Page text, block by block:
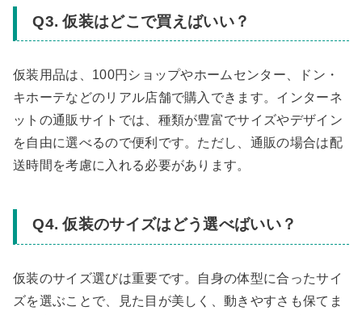
Q3. 仮装はどこで買えばいい？
仮装用品は、100円ショップやホームセンター、ドン・
キホーテなどのリアル店舗で購入できます。インターネ
ットの通販サイトでは、種類が豊富でサイズやデザイン
を自由に選べるので便利です。ただし、通販の場合は配
送時間を考慮に入れる必要があります。
Q4. 仮装のサイズはどう選べばいい？
仮装のサイズ選びは重要です。自身の体型に合ったサイ
ズを選ぶことで、見た目が美しく、動きやすさも保てま